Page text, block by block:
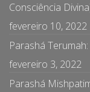
Consciência
fevereiro 10, 2022
Parashá
fevereiro 3, 2022
Parashá